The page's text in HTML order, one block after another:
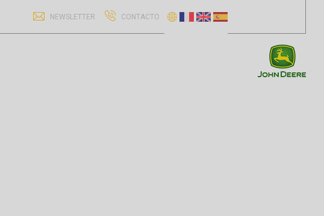
NEWSLETTER CONTACTO